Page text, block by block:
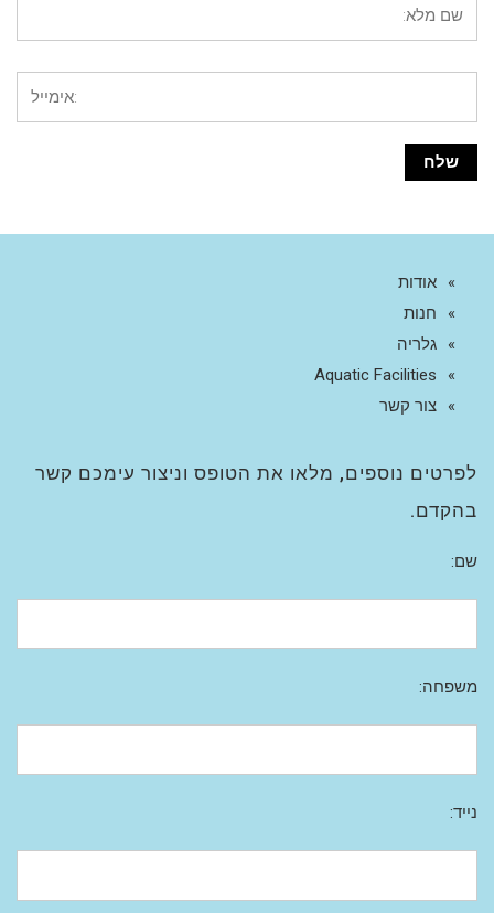
אודות
חנות
גלריה
Aquatic Facilities
צור קשר
לפרטים נוספים, מלאו את הטופס וניצור עימכם קשר
בהקדם.
שם:
משפחה:
נייד: